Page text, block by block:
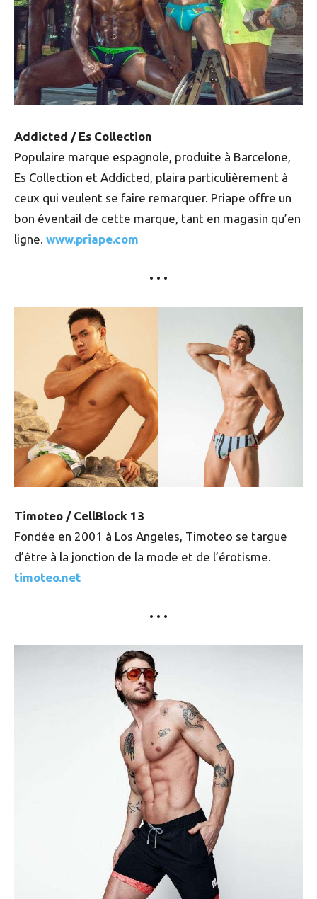
Addicted / Es Collection
Populaire marque espagnole, produite à Barcelone,
Es Collection et Addicted, plaira particulièrement à
ceux qui veulent se faire remarquer. Priape offre un
bon éventail de cette marque, tant en magasin qu’en
ligne. www.priape.com
• • •
Timoteo / CellBlock 13
Fondée en 2001 à Los Angeles, Timoteo se targue
d’être à la jonction de la mode et de l’érotisme.
timoteo.net
• • •